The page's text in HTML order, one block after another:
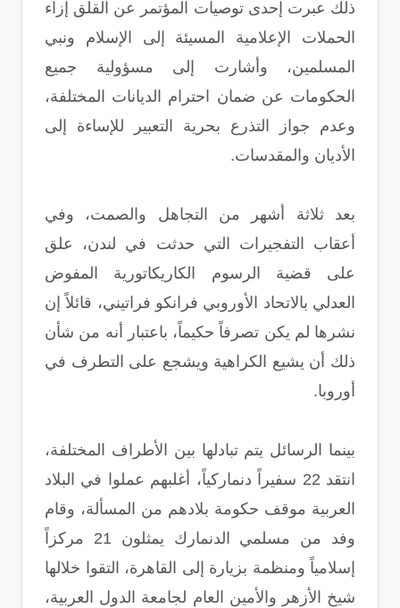
ذلك عبرت إحدى توصيات المؤتمر عن القلق إزاء
الحملات الإعلامية المسيئة إلى الإسلام ونبي
المسلمين، وأشارت إلى مسؤولية جميع
الحكومات عن ضمان احترام الديانات المختلفة،
وعدم جواز التذرع بحرية التعبير للإساءة إلى
الأديان والمقدسات.
بعد ثلاثة أشهر من التجاهل والصمت، وفي
أعقاب التفجيرات التي حدثت في لندن، علق
على قضية الرسوم الكاريكاتورية المفوض
العدلي بالاتحاد الأوروبي فرانكو فراتيني، قائلاً إن
نشرها لم يكن تصرفاً حكيماً، باعتبار أنه من شأن
ذلك أن يشيع الكراهية ويشجع على التطرف في
أوروبا.
بينما الرسائل يتم تبادلها بين الأطراف المختلفة،
انتقد 22 سفيراً دنماركياً، أغلبهم عملوا في البلاد
العربية موقف حكومة بلادهم من المسألة، وقام
وفد من مسلمي الدنمارك يمثلون 21 مركزاً
إسلامياً ومنظمة بزيارة إلى القاهرة، التقوا خلالها
شيخ الأزهر والأمين العام لجامعة الدول العربية،